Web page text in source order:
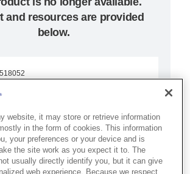
and resources are provided
below.
(052):
PS, EDG
kitchens, retail and
that need reliable,
website, it may store or retrieve information
in the form of cookies. This information
your preferences or your device and is
the site work as you expect it to. The
usually directly identify you, but it can give
web experience. Because we respect